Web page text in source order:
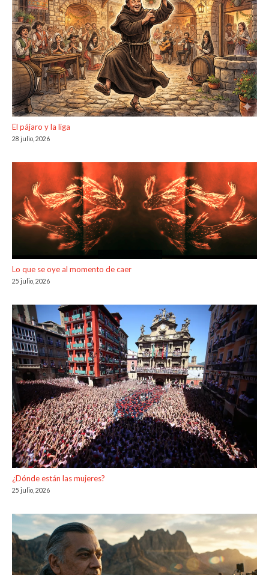
El pájaro y la liga
28 julio, 2026
Lo que se oye al momento de caer
25 julio, 2026
¿Dónde están las mujeres?
25 julio, 2026